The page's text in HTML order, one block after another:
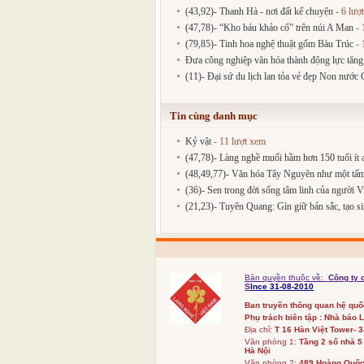
(43,92)- Thanh Hà - nơi đất kể chuyện - 6
(47,78)- “Kho báu khảo cổ” trên núi A Man -
(79,85)- Tinh hoa nghệ thuật gốm Bàu Trúc -
Đưa công nghiệp văn hóa thành động lực
(11)- Đại sứ du lịch lan tỏa vẻ đẹp Non nước
Tin cùng danh mục
Kỷ vật - 11 lượt xem
(47,78)- Làng nghề muối hầm hơn 150 tuổi ít
(48,49,77)- Văn hóa Tây Nguyên như một
(36)- Sen trong đời sống tâm linh của người
(21,23)- Tuyên Quang: Gìn giữ bản sắc, tạo
Bản quyền thuộc về:
Công ty
SInce 31-08-2010
Ban truyền thông quan hệ
Phụ trách biên tập : Nhà báo
Địa chỉ: T 16 Hàn Việt Tower-
Văn phòng 1:Tầng 2 số nhà
Hà Nội